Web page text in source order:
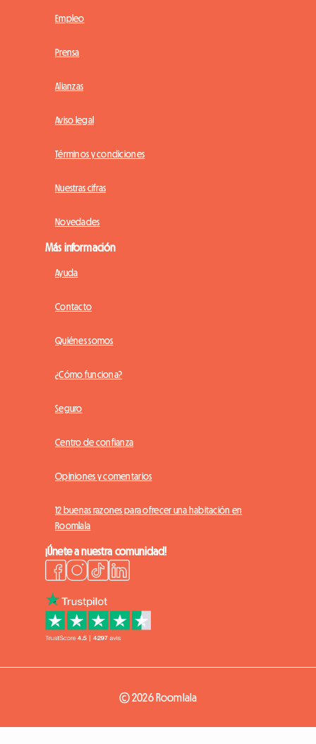
Empleo
Prensa
Alianzas
Aviso legal
Términos y condiciones
Nuestras cifras
Novedades
Más información
Ayuda
Contacto
Quiénes somos
¿Cómo funciona?
Seguro
Centro de confianza
Opiniones y comentarios
12 buenas razones para ofrecer una habitación en
Roomlala
¡Únete a nuestra comunidad!
© 2026 Roomlala